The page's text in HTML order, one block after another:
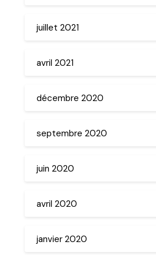
juillet 2021
avril 2021
décembre 2020
septembre 2020
juin 2020
avril 2020
janvier 2020